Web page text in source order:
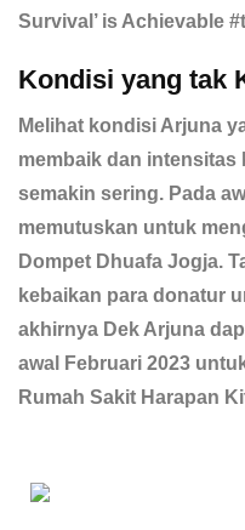
Survival’ is Achievable
Kondisi yang tak
Melihat kondisi Arjuna
membaik dan
semakin sering. Pada
memutuskan untuk
Dompet Dhuafa Jogja.
kebaikan para donatur
akhirnya Dek Arjuna
awal Februari 2023
Rumah Sakit Harapan